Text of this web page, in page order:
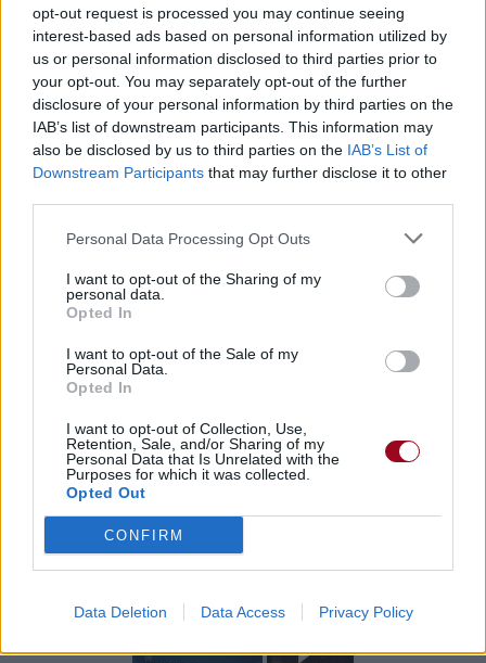
opt-out request is processed you may continue seeing
interest-based ads based on personal information utilized by
us or personal information disclosed to third parties prior to
your opt-out. You may separately opt-out of the further
disclosure of your personal information by third parties on the
IAB’s list of downstream participants. This information may
also be disclosed by us to third parties on the IAB’s List of
Downstream Participants that may further disclose it to other
Personal Data Processing Opt Outs
I want to opt-out of the Sharing of my
personal data.
Opted In
I want to opt-out of the Sale of my
Personal Data.
Opted In
I want to opt-out of Collection, Use,
Retention, Sale, and/or Sharing of my
Personal Data that Is Unrelated with the
Purposes for which it was collected.
Opted Out
CONFIRM
Data Deletion Data Access Privacy Policy
Pour prolonger le plaisir musical :
Vous aimez chanter, apprenez la guitare chez
Télécharger légalement les MP3 sur
Télécharger légalement les MP3 ou trouver le CD sur
Trouver des vinyles et des CD sur
Paroles + Traduction Téléchargement
Vidéos
Commentaires
Voir la vidéo de «Island
Christmas»
Chanson sans vidéo